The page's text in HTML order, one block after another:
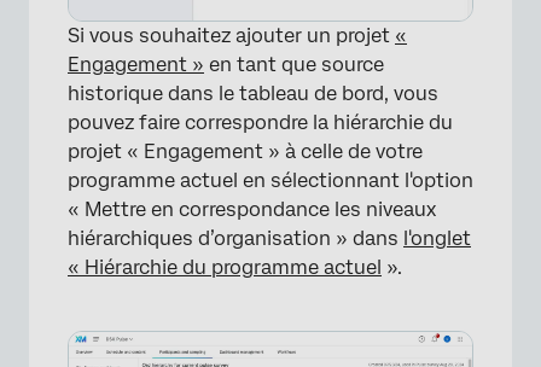
Si vous souhaitez ajouter un projet «
Engagement » en tant que source
historique dans le tableau de bord, vous
pouvez faire correspondre la hiérarchie du
projet « Engagement » à celle de votre
programme actuel en sélectionnant l'option
« Mettre en correspondance les niveaux
hiérarchiques d’organisation » dans l'onglet
« Hiérarchie du programme actuel ».